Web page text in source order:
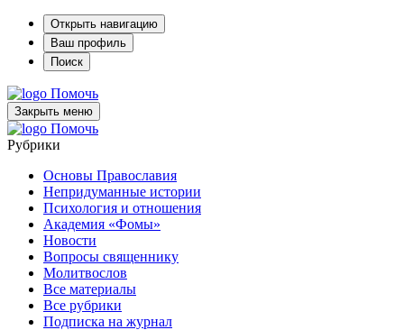
Открыть навигацию
Ваш профиль
Поиск
Помочь
Закрыть меню
Помочь
Рубрики
Основы Православия
Непридуманные истории
Психология и отношения
Академия «Фомы»
Новости
Вопросы священнику
Молитвослов
Все материалы
Все рубрики
Подписка на журнал